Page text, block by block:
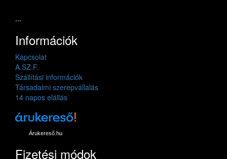
...
Információk
Kapcsolat
A.SZ.F.
Szállítási információk
Társadalmi szerepvállalás
14 napos elállás
Árukereső.hu
Fizetési módok